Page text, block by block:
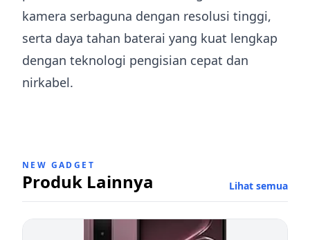
kamera serbaguna dengan resolusi tinggi,
serta daya tahan baterai yang kuat lengkap
dengan teknologi pengisian cepat dan
nirkabel.
NEW GADGET
Produk Lainnya Lihat semua